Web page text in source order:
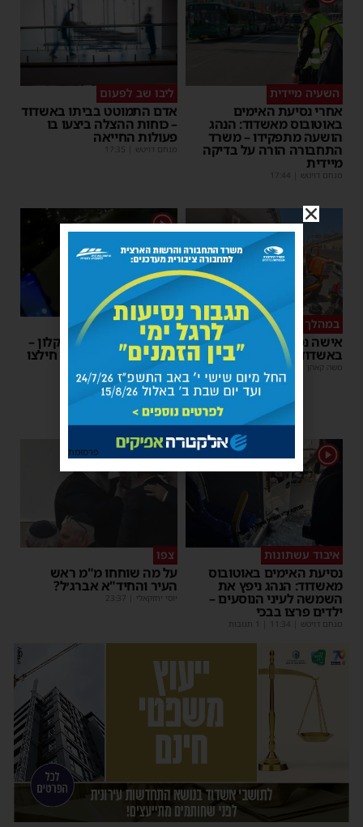
השעיה מיידית
אחרי נסיעת האימים
באוטובוס מאשדוד: הנהג
הושעה מתפקידו – משרד
התחבורה הורה על בדיקה
מיידית
מנחם דויטש 17:44
ליבו שב לפעום
אדם התמוטט בביתו באשדוד
– כוחות ההצלה ביצעו בו
פעולות החייאה
מנחם דויטש 17:35
במהלך העבודה
אישה נפלה מסולם במחסן
באשדוד
משה קאהן 17:31
1
צפו
תינוק ננעל ברכב באשקלון –
המתנדבים האשדודים חילצו
אותו בשלום
משה קאהן |
11:53
1
איבוד עשתונות
נסיעת האימים באוטובוס
מאשדוד: הנהג ניפץ את
השמשה לעיני הנוסעים –
ילדים פרצו בבכי
מנחם דויטש 11:34
1
צפו
על מה שוחחו מ"מ ראש
העיר והחיד"א אברג׳ל?
יוסי יחזקאלי 23:37
פרסומת